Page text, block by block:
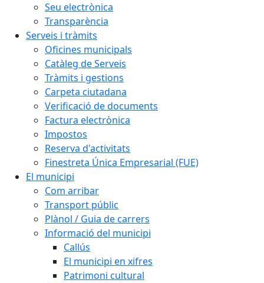
Seu electrònica
Transparència
Serveis i tràmits
Oficines municipals
Catàleg de Serveis
Tràmits i gestions
Carpeta ciutadana
Verificació de documents
Factura electrònica
Impostos
Reserva d'activitats
Finestreta Única Empresarial (FUE)
El municipi
Com arribar
Transport públic
Plànol / Guia de carrers
Informació del municipi
Callús
El municipi en xifres
Patrimoni cultural